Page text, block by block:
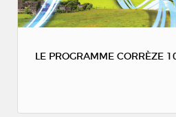
LE PROGRAMME CORRÈZE